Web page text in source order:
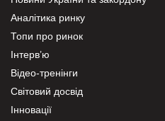
Аналітика ринку
Топи про ринок
Інтерв’ю
Відео-тренінги
Світовий досвід
Інновації